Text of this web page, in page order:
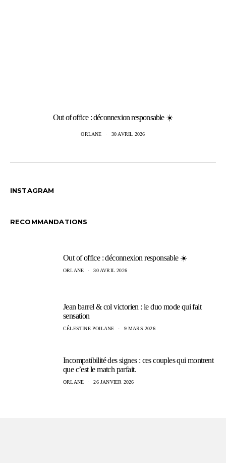
Out of office : déconnexion responsable ☀️
ORLANE 30 AVRIL 2026
INSTAGRAM
RECOMMANDATIONS
Out of office : déconnexion responsable ☀️
ORLANE 30 AVRIL 2026
Jean barrel & col victorien : le duo mode qui fait
sensation
CÉLESTINE POILANE 9 MARS 2026
Incompatibilité des signes : ces couples qui montrent
que c’est le match parfait.
ORLANE 26 JANVIER 2026